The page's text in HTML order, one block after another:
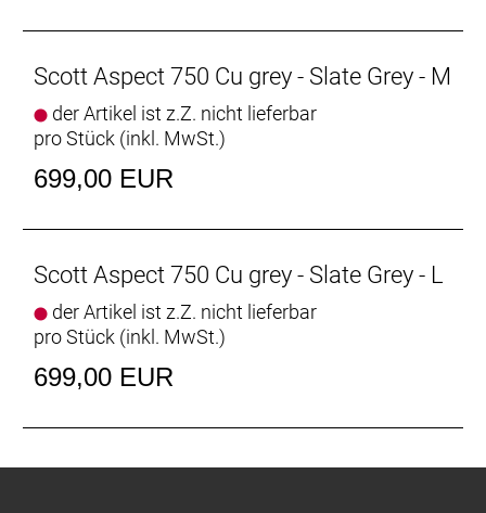
Scott Aspect 750 Cu grey - Slate Grey - M
der Artikel ist z.Z. nicht lieferbar
pro Stück (inkl. MwSt.)
699,00 EUR
Scott Aspect 750 Cu grey - Slate Grey - L
der Artikel ist z.Z. nicht lieferbar
pro Stück (inkl. MwSt.)
699,00 EUR